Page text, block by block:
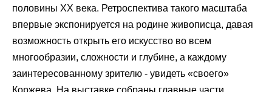
половины ХХ века. Ретроспектива такого масштаба
впервые экспонируется на родине живописца, давая
возможность открыть его искусство во всем
многообразии, сложности и глубине, а каждому
заинтересованному зрителю - увидеть «своего»
Коржева. На выставке собраны главные части